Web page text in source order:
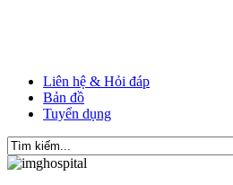
Liên hệ & Hỏi đáp
Bản đồ
Tuyển dụng